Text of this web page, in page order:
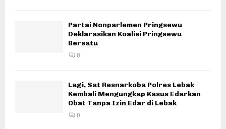
Partai Nonparlemen Pringsewu
Deklarasikan Koalisi Pringsewu
Bersatu
0
Lagi, Sat Resnarkoba Polres Lebak
Kembali Mengungkap Kasus Edarkan
Obat Tanpa Izin Edar di Lebak
0